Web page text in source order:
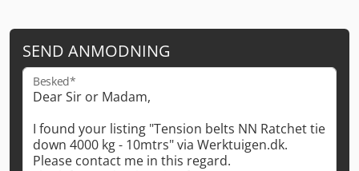
SEND ANMODNING
Besked*